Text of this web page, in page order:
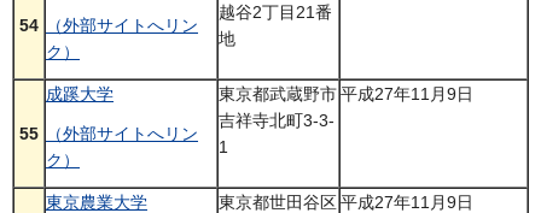
54
（外部サイトへリン
ク）
越谷2丁目21番
地
55
成蹊大学
（外部サイトへリン
ク）
東京都武蔵野市
吉祥寺北町3-3-
1
平成27年11月9日
東京農業大学
東京都世田谷区平成27年11月9日